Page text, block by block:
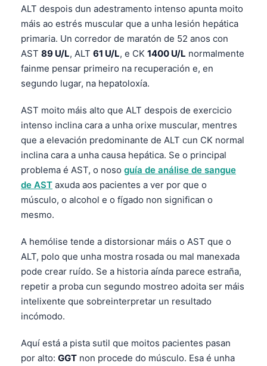
ALT despois dun adestramento intenso apunta moito
máis ao estrés muscular que a unha lesión hepática
primaria. Un corredor de maratón de 52 anos con
AST 89 U/L, ALT 61 U/L, e CK 1400 U/L normalmente
fainme pensar primeiro na recuperación e, en
segundo lugar, na hepatoloxía.
AST moito máis alto que ALT despois de exercicio
intenso inclina cara a unha orixe muscular, mentres
que a elevación predominante de ALT cun CK normal
inclina cara a unha causa hepática. Se o principal
problema é AST, o noso guía de análise de sangue
de AST axuda aos pacientes a ver por que o
músculo, o alcohol e o fígado non significan o
mesmo.
A hemólise tende a distorsionar máis o AST que o
ALT, polo que unha mostra rosada ou mal manexada
pode crear ruído. Se a historia aínda parece estraña,
repetir a proba cun segundo mostreo adoita ser máis
intelixente que sobreinterpretar un resultado
incómodo.
Aquí está a pista sutil que moitos pacientes pasan
por alto: GGT non procede do músculo. Esa é unha